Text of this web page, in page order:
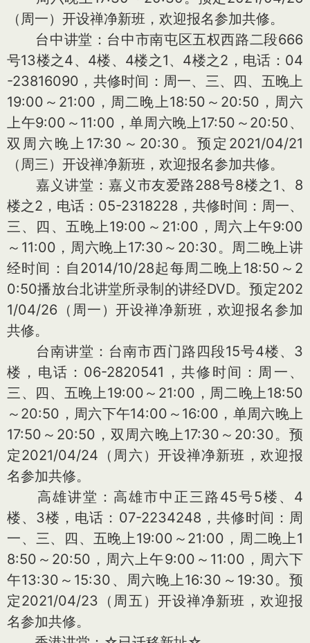
（周一）开设禅净新班，欢迎报名参加共修。
台中讲堂：台中市南屯区五权西路二段666
号13楼之4、4楼、4楼之1、4楼之2，电话：04
-23816090，共修时间：周一、三、四、五晚上
19:00～21:00，周二晚上18:50～20:50，周六
上午9:00～11:00，单周六晚上17:50～20:50、
双周六晚上17:30～20:30。预定2021/04/21
（周三）开设禅净新班，欢迎报名参加共修。
嘉义讲堂：嘉义市友爱路288号8楼之1、8
楼之2，电话：05-2318228，共修时间：周一、
三、四、五晚上19:00～21:00，周六上午9:00
～11:00，周六晚上17:30～20:30。周二晚上讲
经时间：自2014/10/28起每周二晚上18:50～2
0:50播放台北讲堂所录制的讲经DVD。预定202
1/04/26（周一）开设禅净新班，欢迎报名参加
共修。
台南讲堂：台南市西门路四段15号4楼、3
楼，电话：06-2820541，共修时间：周一、
三、四、五晚上19:00～21:00，周二晚上18:50
～20:50，周六下午14:00～16:00，单周六晚上
17:50～20:50，双周六晚上17:30～20:30。预
定2021/04/24（周六）开设禅净新班，欢迎报
名参加共修。
高雄讲堂：高雄市中正三路45号5楼、4
楼、3楼，电话：07-2234248，共修时间：周
一、三、四、五晚上19:00～21:00，周二晚上1
8:50～20:50，周六上午9:00～11:00，周六下
午13:30～15:30、周六晚上16:30～19:30。预
定2021/04/23（周五）开设禅净新班，欢迎报
名参加共修。